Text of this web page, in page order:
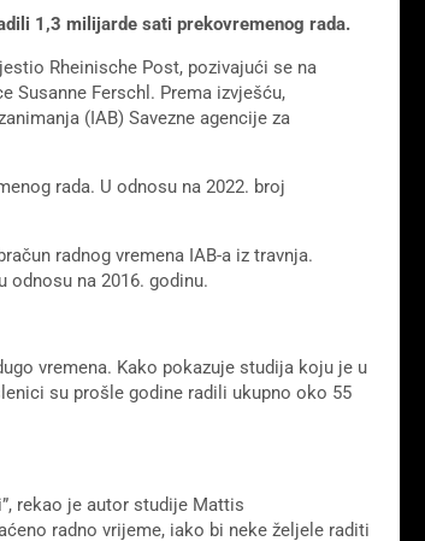
1,3 milijarde sati prekovremenog rada.
Rheinische Post, pozivajući se na
Susanne Ferschl. Prema izvješću,
(IAB) Savezne agencije za
rada. U odnosu na 2022. broj
radnog vremena IAB-a iz travnja.
odnosu na 2016. godinu.
vremena. Kako pokazuje studija koju je u
su prošle godine radili ukupno oko 55
rekao je autor studije Mattis
radno vrijeme, iako bi neke željele raditi